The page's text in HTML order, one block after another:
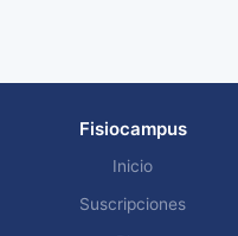
Fisiocampus
Inicio
Suscripciones